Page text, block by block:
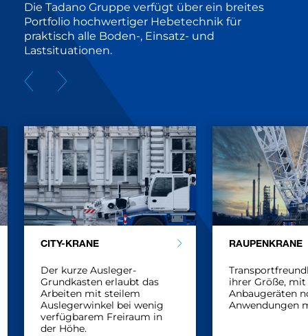
Die Tadano Gruppe verfügt über ein breites
Portfolio hochwertiger Hebetechnik für
praktisch alle Boden-, Einsatz- und
Lastsituationen.
CITY-KRANE
Der kurze Ausleger-
Grundkasten erlaubt das
Arbeiten mit steilem
Auslegerwinkel bei wenig
verfügbarem Freiraum in
der Höhe.
RAUPENKRANE
ihrer Größe, mit
Anbaugeräten
Anwendungen